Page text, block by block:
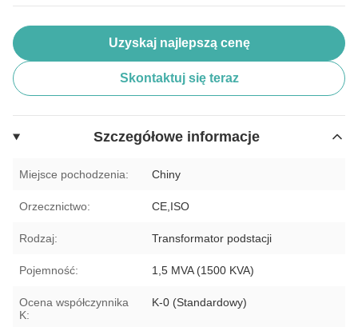
Uzyskaj najlepszą cenę
Skontaktuj się teraz
Szczegółowe informacje
Miejsce pochodzenia: Chiny
Orzecznictwo: CE,ISO
Rodzaj: Transformator podstacji
Pojemność: 1,5 MVA (1500 KVA)
Ocena współczynnika
K:
K-0 (Standardowy)